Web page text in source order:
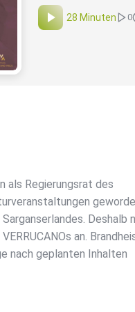
28 Minuten 0
als Regierungsrat des
Deshalb
an.
nach geplanten Inhalten